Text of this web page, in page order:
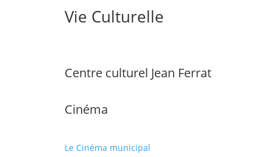
Vie Culturelle
Centre culturel Jean Ferrat
Cinéma
Le Cinéma municipal